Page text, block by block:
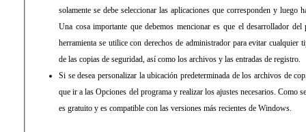
solamente se debe seleccionar las aplicaciones que corresponden y luego
Una cosa importante que debemos mencionar es que el desarrollador del
herramienta se utilice con derechos de administrador para evitar cualquier
de las copias de seguridad, así como los archivos y las entradas de registro.
Si se desea personalizar la ubicación predeterminada de los archivos de
que ir a las Opciones del programa y realizar los ajustes necesarios. Como
es gratuito y es compatible con las versiones más recientes de Windows.